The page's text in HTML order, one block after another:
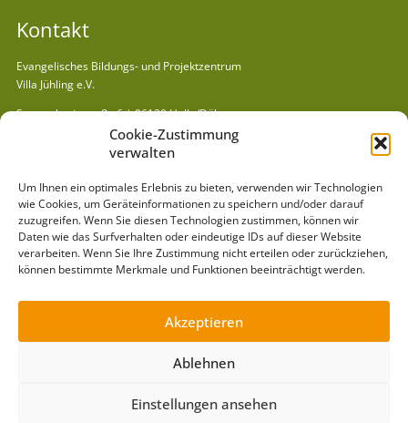
Cookie-Zustimmung
verwalten
Um Ihnen ein optimales Erlebnis zu bieten, verwenden wir Technologien
wie Cookies, um Geräteinformationen zu speichern und/oder darauf
zuzugreifen. Wenn Sie diesen Technologien zustimmen, können wir
Daten wie das Surfverhalten oder eindeutige IDs auf dieser Website
verarbeiten. Wenn Sie Ihre Zustimmung nicht erteilen oder zurückziehen,
können bestimmte Merkmale und Funktionen beeinträchtigt werden.
Akzeptieren
Ablehnen
Einstellungen ansehen
Kontakt
Evangelisches Bildungs- und Projektzentrum
Villa Jühling e.V.
Semmelweisstraße 6 | 06120 Halle/Dölau
(03 45) 55 11 6 98| E-Mail:info@villajuehling.de
Gästehaus »
Spielausleihe »
Mitmachen »
Pädagogik »
Arbeitsbereiche »
News »